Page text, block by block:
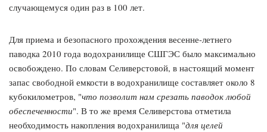
случающемуся один раз в 100 лет.
Для приема и безопасного прохождения весенне-летнего
паводка 2010 года водохранилище СШГЭС было максимально
освобождено. По словам Селиверстовой, в настоящий момент
запас свободной емкости в водохранилище составляет около 8
кубокилометров, "что позволит нам срезать паводок любой
обеспеченности". В то же время Селиверстова отметила
необходимость накопления водохранилища "для целей